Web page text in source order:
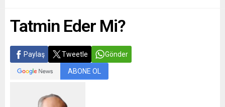
Tatmin Eder Mi?
Paylaş Tweetle Gönder
ABONE OL